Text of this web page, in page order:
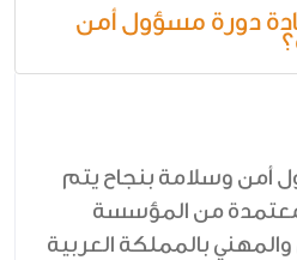
دورة مسؤول أمن
أمن وسلامة بنجاح يتم
من المؤسسة
والمهني بالمملكة العربية